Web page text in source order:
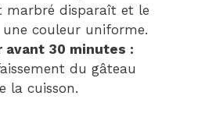
marbré disparaît et le
couleur uniforme.
avant 30 minutes :
du gâteau
la cuisson.